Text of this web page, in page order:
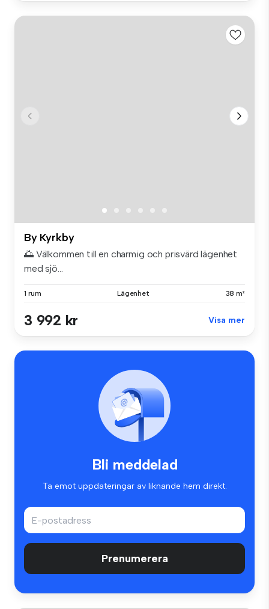
By Kyrkby
🌅 Välkommen till en charmig och prisvärd lägenhet
med sjö...
1 rum Lägenhet 38 m²
3 992 kr Visa mer
Bli meddelad
Ta emot uppdateringar av liknande hem direkt.
Prenumerera